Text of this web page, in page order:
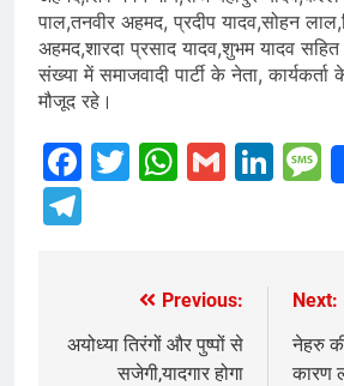
पाल,तनवीर अहमद, प्रदीप यादव,सोहन
अहमद,शारदा प्रसाद यादव,शुभम यादव
संख्या में समाजवादी पार्टी के नेता, कार्यकर्ता
मौजूद रहे।
Facebook
TwitterGmail
navigation
Previous:
अयोध्या तिरंगों और पुष्पों से
सजेगी,यादगार होगा
Next:
नेहरु
कारण